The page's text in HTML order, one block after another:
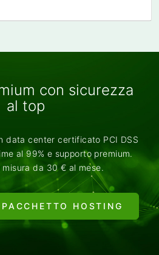
con sicurezza
al top
data center certificato PCI DSS
al 99% e supporto premium.
da 30 € al mese.
HOSTING